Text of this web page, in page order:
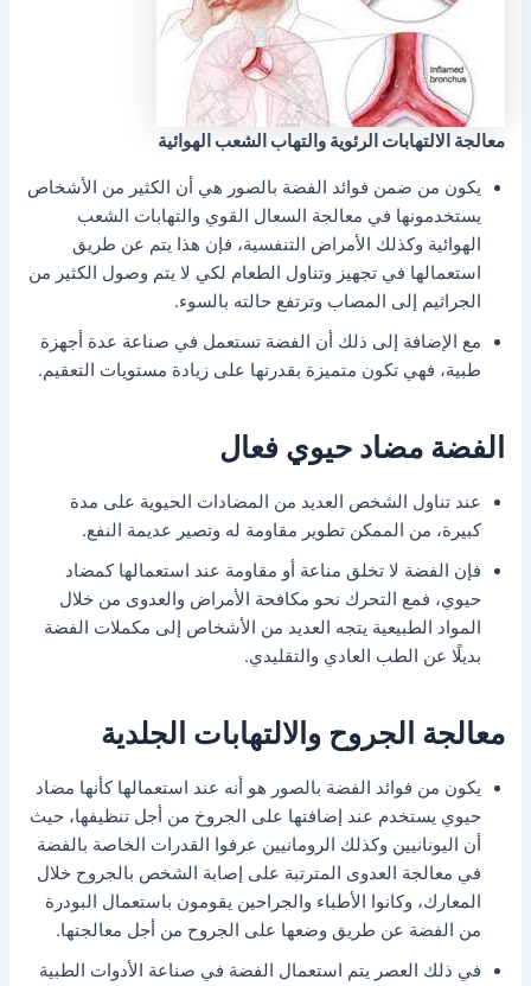
معالجة الالتهابات الرئوية والتهاب الشعب الهوائية
يكون من ضمن فوائد الفضة بالصور هي أن الكثير من الأشخاص
يستخدمونها في معالجة السعال القوي والتهابات الشعب
الهوائية وكذلك الأمراض التنفسية، فإن هذا يتم عن طريق
استعمالها في تجهيز وتناول الطعام لكي لا يتم وصول الكثير من
الجراثيم إلى المصاب وترتفع حالته بالسوء.
مع الإضافة إلى ذلك أن الفضة تستعمل في صناعة عدة أجهزة
طبية، فهي تكون متميزة بقدرتها على زيادة مستويات التعقيم.
الفضة مضاد حيوي فعال
عند تناول الشخص العديد من المضادات الحيوية على مدة
كبيرة، من الممكن تطوير مقاومة له وتصير عديمة النفع.
فإن الفضة لا تخلق مناعة أو مقاومة عند استعمالها كمضاد
حيوي، فمع التحرك نحو مكافحة الأمراض والعدوى من خلال
المواد الطبيعية يتجه العديد من الأشخاص إلى مكملات الفضة
بديلًا عن الطب العادي والتقليدي.
معالجة الجروح والالتهابات الجلدية
يكون من فوائد الفضة بالصور هو أنه عند استعمالها كأنها مضاد
حيوي يستخدم عند إضافتها على الجروخ من أجل تنظيفها، حيث
أن اليونانيين وكذلك الرومانيين عرفوا القدرات الخاصة بالفضة
في معالجة العدوى المترتبة على إصابة الشخص بالجروح خلال
المعارك، وكانوا الأطباء والجراحين يقومون باستعمال البودرة
من الفضة عن طريق وضعها على الجروح من أجل معالجتها.
في ذلك العصر يتم استعمال الفضة في صناعة الأدوات الطبية